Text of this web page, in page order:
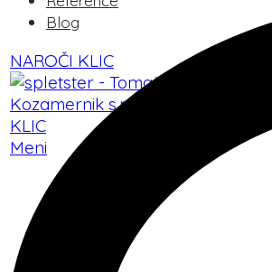
Blog
NAROČI KLIC
KLIC
Meni